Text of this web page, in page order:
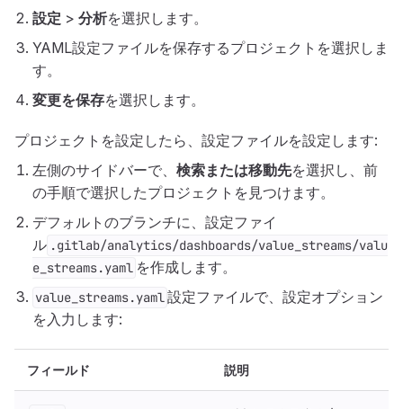
設定 > 分析を選択します。
YAML設定ファイルを保存するプロジェクトを選択しま
す。
変更を保存を選択します。
プロジェクトを設定したら、設定ファイルを設定します:
左側のサイドバーで、 検索または移動先を選択し、前
の手順で選択したプロジェクトを見つけます。
デフォルトのブランチに、設定ファイ
ル .gitlab/analytics/dashboards/value_streams/valu
e_streams.yaml を作成します。
value_streams.yaml設定ファイルで、設定オプション
を入力します:
フィールド 説明